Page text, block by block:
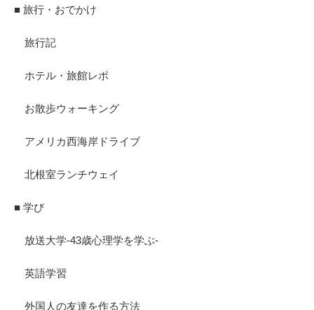
■ 旅行・おでかけ
旅行記
ホテル・旅館レポ
お散歩ウォーキング
アメリカ西海岸ドライブ
北根室ランチウェイ
■ 学び
放送大学-43歳心理学を学ぶ-
英語学習
外国人の友達を作る方法